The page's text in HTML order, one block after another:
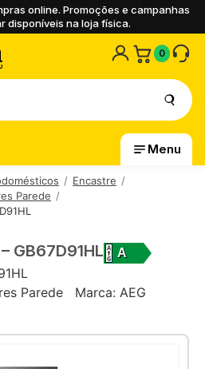
online. Promoções e campanhas
disponíveis na loja física.
0
Menu
Encastre
Parede
GB67D91HL A
Parede Marca: AEG